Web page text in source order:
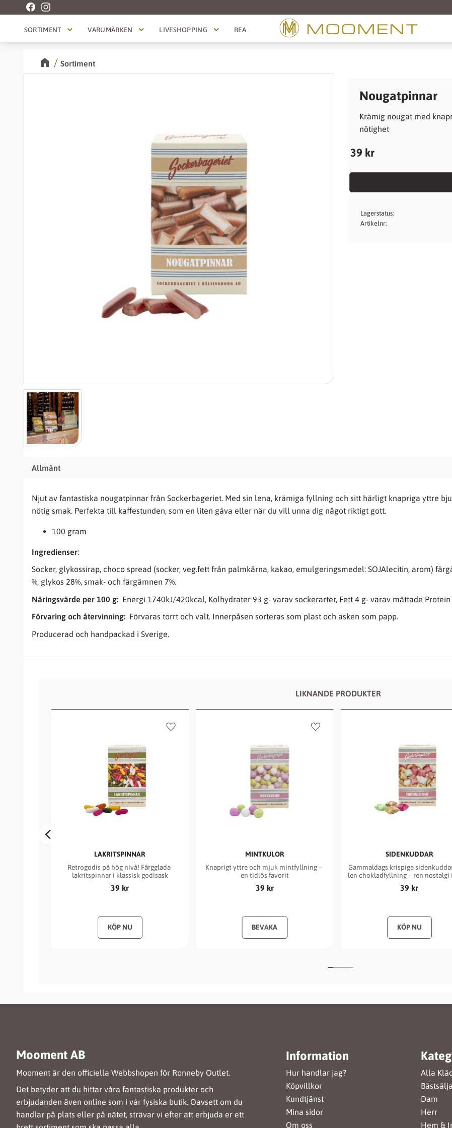
SORTIMENT VARUMÄRKEN LIVESHOPPING REA
Sortiment
Nougatpinnar
Krämig nougat med
nötighet
39 kr
Lagerstatus
Artikelnr
Allmänt
Njut av fantastiska nougatpinnar från Sockerbageriet . Med sin lena, krämiga fyllning och sitt härligt knapriga yttre
nötig smak. Perfekta till kaffestunden, som en liten gåva eller när du vill unna dig något riktigt gott.
100 gram
Ingredienser:
Socker, glykossirap, choco spread (socker, veg.fett från palmkärna, kakao, emulgeringsmedel: SOJAlecitin, arom)
%, glykos 28%, smak- och färgämnen 7%.
Näringsvärde per 100 g: Energi 1740kJ/420kcal, Kolhydrater 93 g- varav sockerarter, Fett 4 g- varav mättade Protein
Förvaring och återvinning: Förvaras torrt och valt. Innerpåsen sorteras som plast och asken som papp.
Producerad och handpackad i Sverige.
LIKNANDE PRODUKTER
LAKRITSPINNAR
Retrogodis på hög nivå! Färgglada
lakritspinnar i klassisk godisask
39 kr
Lägg till i favoriter
MINTKULOR
Knaprigt yttre och mjuk mintfyllning –
en tidlös favorit
39 kr
Lägg till i favoriter
SIDENKUDDAR
Gammaldags krispiga
len chokladfyllning – ren nostalgi
tugga
39 kr
Mooment AB
Mooment är den officiella Webbshopen för Ronneby Outlet.
Det betyder att du hittar våra fantastiska produkter och
erbjudanden även online som i vår fysiska butik. Oavsett om du
handlar på plats eller på nätet, strävar vi efter att erbjuda er ett
Information
Hur handlar jag?
Köpvillkor
Kundtjänst
Mina sidor
Om oss
Alla
Dam
Herr
Hem &